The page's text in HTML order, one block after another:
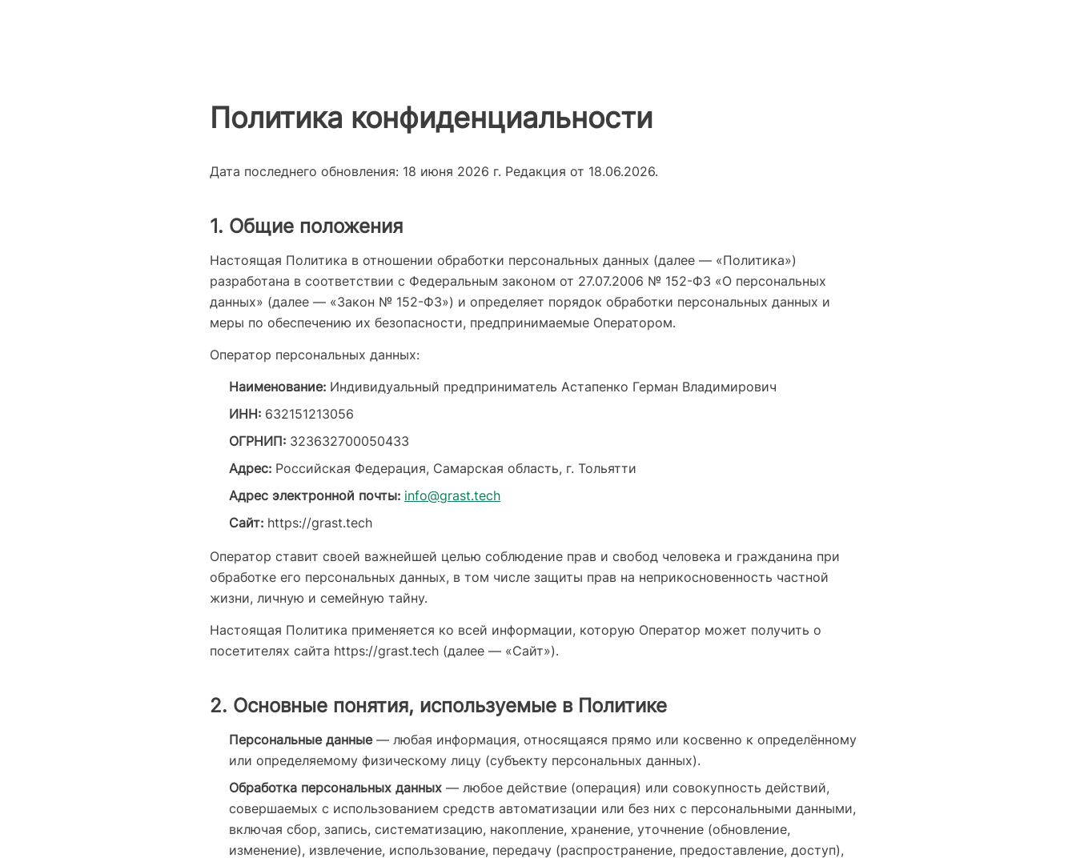
Политика конфиденциальности
Дата последнего обновления: 18 июня 2026 г. Редакция от 18.06.2026.
1. Общие положения
Настоящая Политика в отношении обработки персональных данных (далее — «Политика»)
разработана в соответствии с Федеральным законом от 27.07.2006 № 152-ФЗ «О персональных
данных» (далее — «Закон № 152-ФЗ») и определяет порядок обработки персональных данных и
меры по обеспечению их безопасности, предпринимаемые Оператором.
Оператор персональных данных:
Наименование: Индивидуальный предприниматель Астапенко Герман Владимирович
ИНН: 632151213056
ОГРНИП: 323632700050433
Адрес: Российская Федерация, Самарская область, г. Тольятти
Адрес электронной почты: info@grast.tech
Сайт: https://grast.tech
Оператор ставит своей важнейшей целью соблюдение прав и свобод человека и гражданина при
обработке его персональных данных, в том числе защиты прав на неприкосновенность частной
жизни, личную и семейную тайну.
Настоящая Политика применяется ко всей информации, которую Оператор может получить о
посетителях сайта https://grast.tech (далее — «Сайт»).
2. Основные понятия, используемые в Политике
Персональные данные— любая информация, относящаяся прямо или косвенно к определённому
или определяемому физическому лицу (субъекту персональных данных).
Обработка персональных данных — любое действие (операция) или совокупность действий,
совершаемых с использованием средств автоматизации или без них с персональными данными,
включая сбор, запись, систематизацию, накопление, хранение, уточнение (обновление,
изменение), извлечение, использование, передачу (распространение, предоставление, доступ),